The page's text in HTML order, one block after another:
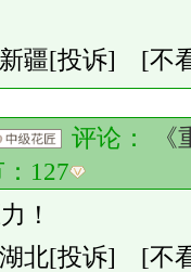
疆[投诉] [不
评论：
127
！
北[投诉] [不